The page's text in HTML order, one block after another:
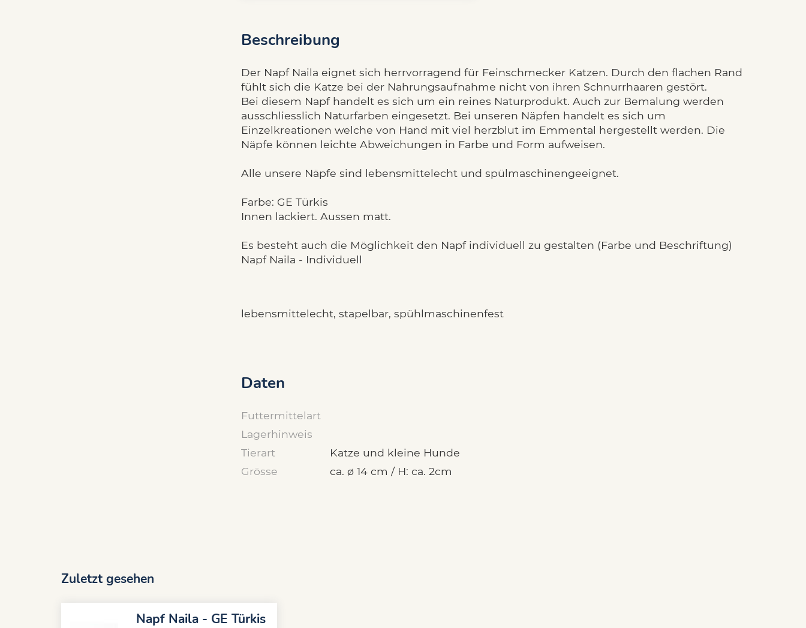
Beschreibung
Der Napf Naila eignet sich herrvorragend für Feinschmecker Katzen. Durch den flachen Rand
fühlt sich die Katze bei der Nahrungsaufnahme nicht von ihren Schnurrhaaren gestört.
Bei diesem Napf handelt es sich um ein reines Naturprodukt. Auch zur Bemalung werden
ausschliesslich Naturfarben eingesetzt. Bei unseren Näpfen handelt es sich um
Einzelkreationen welche von Hand mit viel herzblut im Emmental hergestellt werden. Die
Näpfe können leichte Abweichungen in Farbe und Form aufweisen.
Alle unsere Näpfe sind lebensmittelecht und spülmaschinengeeignet.
Farbe: GE Türkis
Innen lackiert. Aussen matt.
Es besteht auch die Möglichkeit den Napf individuell zu gestalten (Farbe und Beschriftung)
Napf Naila - Individuell
lebensmittelecht, stapelbar, spühlmaschinenfest
Daten
Futtermittelart
Lagerhinweis
Tierart
Katze und kleine Hunde
Grösse
ca. ø 14 cm / H: ca. 2cm
Zuletzt gesehen
Napf Naila - GE Türkis